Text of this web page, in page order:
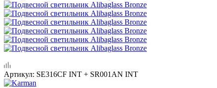
Артикул: SE316CF INT + SR001AN INT